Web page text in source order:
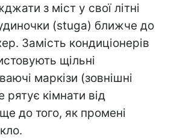
з міст у свої літні
(stuga) ближче до
Замість кондиціонерів
щільні
маркізи (зовнішні
кімнати від
до того, як промені